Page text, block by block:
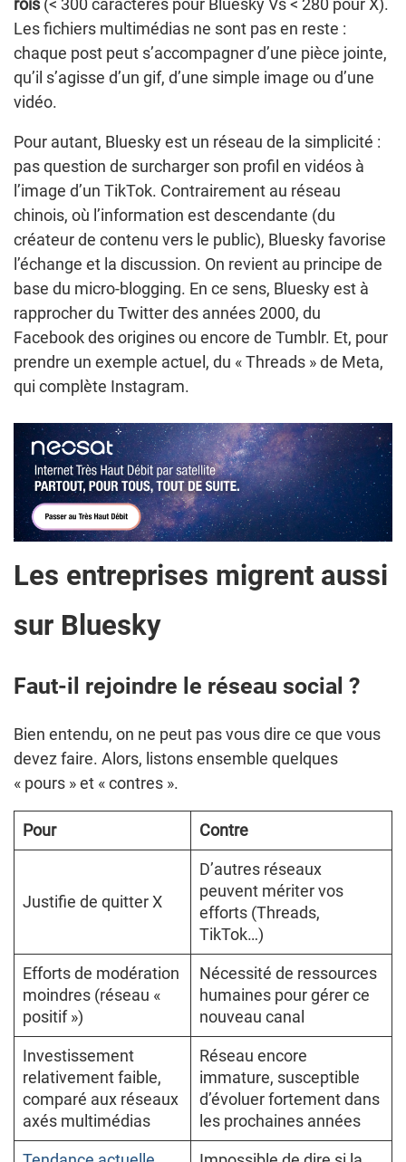
rois (< 300 caractères pour Bluesky Vs < 280 pour X).
Les fichiers multimédias ne sont pas en reste :
chaque post peut s’accompagner d’une pièce jointe,
qu’il s’agisse d’un gif, d’une simple image ou d’une
vidéo.
Pour autant, Bluesky est un réseau de la simplicité :
pas question de surcharger son profil en vidéos à
l’image d’un TikTok. Contrairement au réseau
chinois, où l’information est descendante (du
créateur de contenu vers le public), Bluesky favorise
l’échange et la discussion. On revient au principe de
base du micro-blogging. En ce sens, Bluesky est à
rapprocher du Twitter des années 2000, du
Facebook des origines ou encore de Tumblr. Et, pour
prendre un exemple actuel, du « Threads » de Meta,
qui complète Instagram.
Les entreprises migrent aussi
sur Bluesky
Faut-il rejoindre le réseau social ?
Bien entendu, on ne peut pas vous dire ce que vous
devez faire. Alors, listons ensemble quelques
« pours » et « contres ».
Pour Contre
Justifie de quitter X
D’autres réseaux
peuvent mériter vos
efforts (Threads,
TikTok…)
Efforts de modération
moindres (réseau «
positif »)
Nécessité de ressources
humaines pour gérer ce
nouveau canal
Investissement
relativement faible,
comparé aux réseaux
axés multimédias
Réseau encore
immature, susceptible
d’évoluer fortement dans
les prochaines années